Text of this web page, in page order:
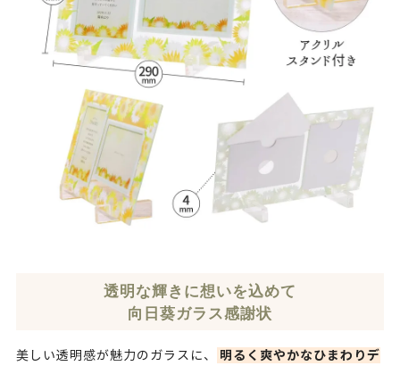
透明な輝きに想いを込めて
向日葵ガラス感謝状
美しい透明感が魅力のガラスに、
明るく爽やかなひまわりデ